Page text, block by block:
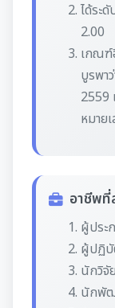
ได้ระ
2.00
เกณฑ์
บูรพา
2559
หมาย
อาชีพที่
ผู้ประ
ผู้ปฏิบั
นักวิจั
นักพั